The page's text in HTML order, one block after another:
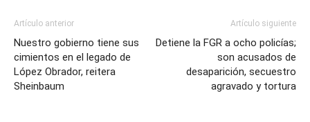
Artículo anterior
Nuestro gobierno tiene sus
cimientos en el legado de
López Obrador, reitera
Sheinbaum
Artículo siguiente
Detiene la FGR a ocho policías;
son acusados de
desaparición, secuestro
agravado y tortura